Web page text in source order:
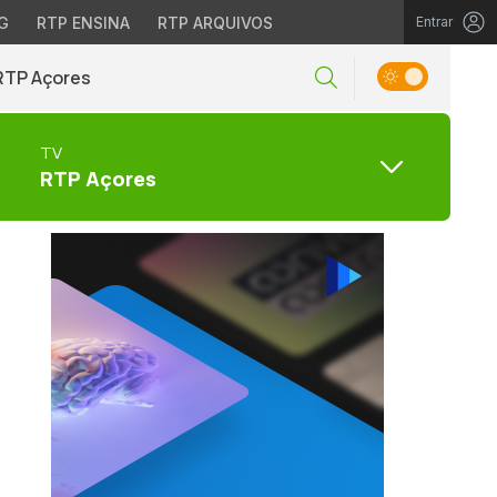
RTP ENSINA RTP ARQUIVOS Entrar
Açores
TV
RTP Açores